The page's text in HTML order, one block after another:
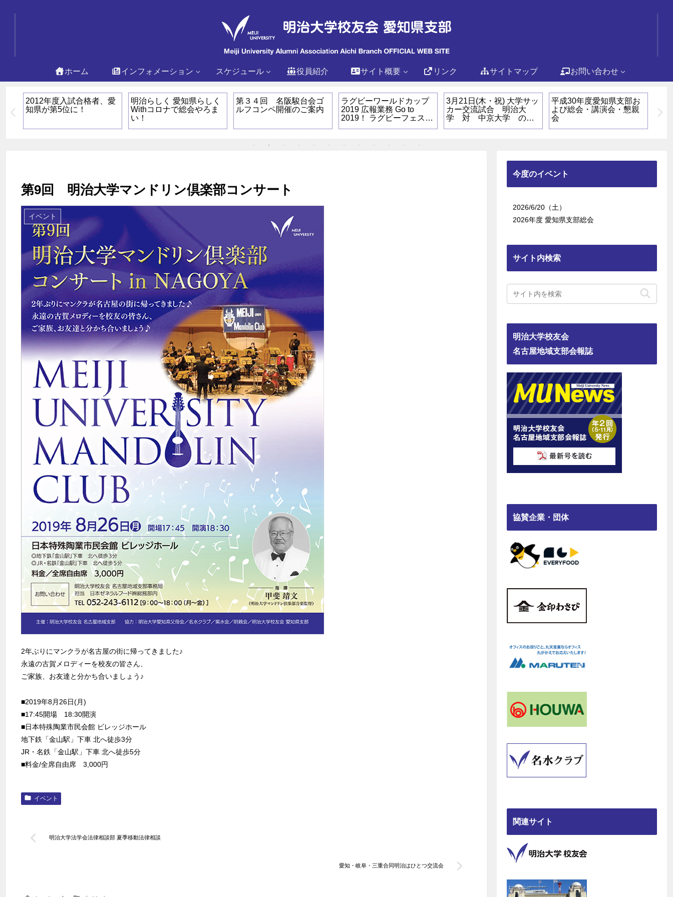
ホーム インフォメーション スケジュール 役員紹介 サイト概要 リンク サイトマップ お問い合わせ
2012年度入試合格者、愛
知県が第5位に！
明治らしく 愛知県らしく
Withコロナで総会やろま
い！
第３４回 名阪駿台会ゴ
ルフコンペ開催のご案内
ラグビーワールドカップ
2019 広報業務 Go to
2019！ ラグビーフェスタ
3月21日(木・祝) 大学サッ
カー交流試合 明治大
学 対 中京大学 のお
平成30年度愛知県支部お
よび総会・講演会・懇親
会
大会
第9回 明治大学マンドリン倶楽部コンサート
イベント
2年ぶりにマンクラが名古屋の街に帰ってきました♪
永遠の古賀メロディーを校友の皆さん、
ご家族、お友達と分かち合いましょう♪
■2019年8月26日(月)
■17:45開場 18:30開演
■日本特殊陶業市民会館 ビレッジホール
地下鉄「金山駅」下車 北へ徒歩3分
JR・名鉄「金山駅」下車 北へ徒歩5分
■料金/全席自由席 3,000円
イベント
明治大学法学会法律相談部 夏季移動法律相談
愛知・岐阜・三重合同明治はひとつ交流会
今度のイベント
2026/6/20（土）
2026年度 愛知県支部総会
サイト内検索
明治大学校友会
名古屋地域支部会報誌
協賛企業・団体
関連サイト